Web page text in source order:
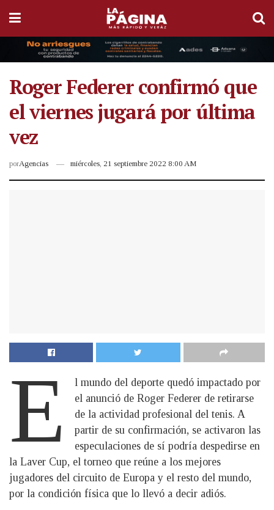
Roger Federer confirmó que
el viernes jugará por última
vez
porAgencias miércoles, 21 septiembre 2022 8:00 AM
E
l mundo del deporte quedó impactado por
el anunció de Roger Federer de retirarse
de la actividad profesional del tenis. A
partir de su confirmación, se activaron las
especulaciones de sí podría despedirse en
la Laver Cup, el torneo que reúne a los mejores
jugadores del circuito de Europa y el resto del mundo,
por la condición física que lo llevó a decir adiós.